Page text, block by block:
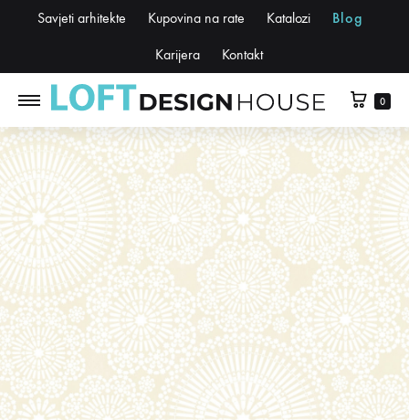
Savjeti arhitekte Kupovina na rate Katalozi Blog
Karijera Kontakt
0